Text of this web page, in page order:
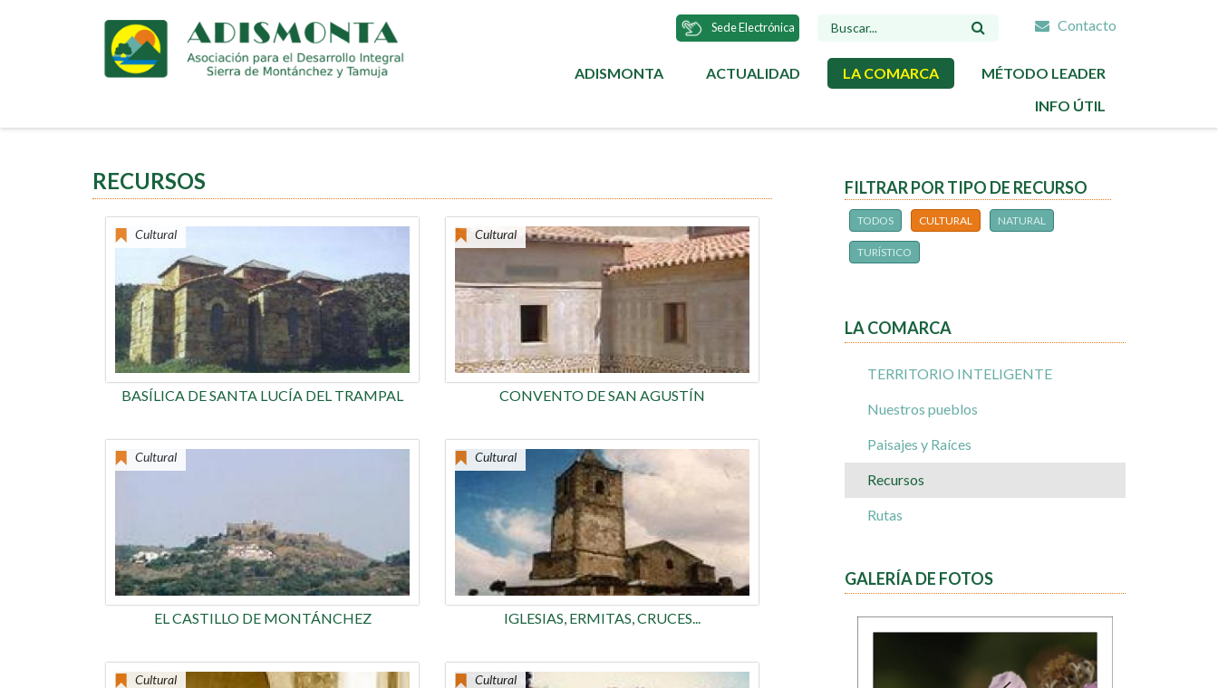
Contacto
DE
Sede Electrónica
ADISMONTA ACTUALIDAD LA COMARCA
MÉTODO LEADER
INFO ÚTIL
RECURSOS
Cultural
BASÍLICA DE SANTA LUCÍA DEL TRAMPAL
Cultural
CONVENTO DE SAN AGUSTÍN
Cultural
EL CASTILLO DE MONTÁNCHEZ
Cultural
IGLESIAS, ERMITAS, CRUCES...
Cultural Cultural
FILTRAR POR TIPO DE RECURSO
TODOS CULTURAL NATURAL
TURÍSTICO
LA COMARCA
TERRITORIO INTELIGENTE
Nuestros pueblos
Paisajes y Raíces
Recursos
Rutas
GALERÍA DE FOTOS